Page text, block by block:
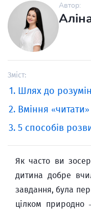
Автор:
Зміст:
Шлях до
Вміння
5 способів
Як часто ви
дитина добре
завдання, була
цілком природно